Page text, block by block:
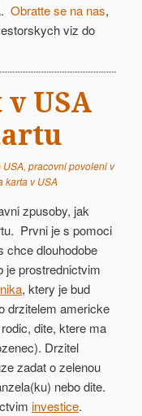
Obratte se na nas,
viz do
USA
USA, pracovni povoleni v
karta v USA
zpusoby, jak
Prvni je s pomoci
chce dlouhodobe
prostrednictvim
, ktery je bud
drzitelem americke
dite, ktere ma
Drzitel
zadat o zelenou
nebo dite.
investice.